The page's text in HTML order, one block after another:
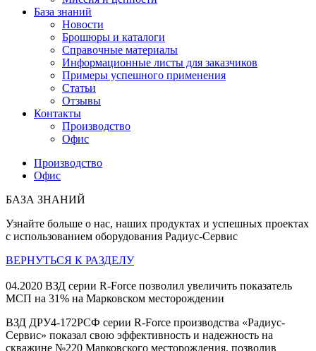
База знаний
Новости
Брошюры и каталоги
Справочные материалы
Информационные листы для заказчиков
Примеры успешного применения
Статьи
Отзывы
Контакты
Производство
Офис
Производство
Офис
БАЗА ЗНАНИЙ
Узнайте больше о нас, наших продуктах и успешных проектах
с использованием оборудования Радиус-Сервис
ВЕРНУТЬСЯ К РАЗДЕЛУ
04.2020 ВЗД серии R-Force позволил увеличить показатель
МСП на 31% на Марковском месторождении
ВЗД ДРУ4-172РСФ серии R-Force производства «Радиус-
Сервис» показал свою эффективность и надежность на
скважине №220 Марковского месторождения, позволив